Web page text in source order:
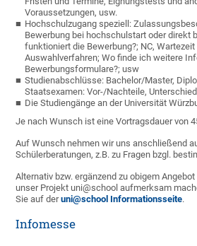
Voraussetzungen, usw.
Hochschulzugang speziell:
Bewerbung bei hochschulstart oder direkt
funktioniert die Bewerbung?; NC, Wartezeit
Auswahlverfahren; Wo finde ich weitere
Bewerbungsformulare?; usw
Studienabschlüsse: Bachelor/Master,
Staatsexamen: Vor-/Nachteile,
Die Studiengänge an der Universität
Je nach Wunsch ist eine Vortragsdauer von
Auf Wunsch nehmen wir uns anschließend
Schülerberatungen, z.B. zu Fragen bzgl.
Alternativ bzw. ergänzend zu obigem
unser Projekt uni@school aufmerksam
Sie auf deruni@school Informationsseite.
Infomesse